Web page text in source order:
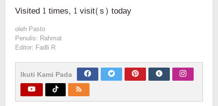
Visited 1 times, 1 visit(s) today
oleh Pasto
Penulis: Rahmat
Editor: Fadli R
Ikuti Kami Pada